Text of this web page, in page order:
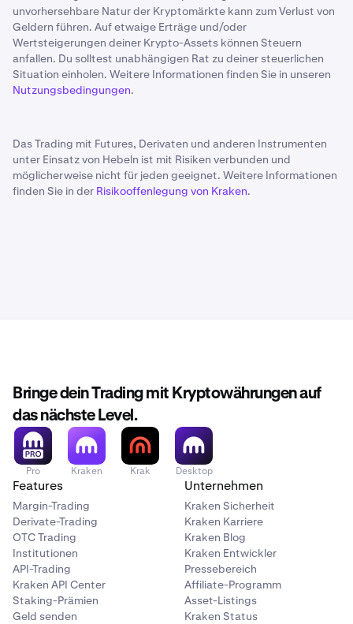
unvorhersehbare Natur der Kryptomärkte kann zum Verlust von
Geldern führen. Auf etwaige Erträge und/oder
Wertsteigerungen deiner Krypto-Assets können Steuern
anfallen. Du solltest unabhängigen Rat zu deiner steuerlichen
Situation einholen. Weitere Informationen finden Sie in unseren
Nutzungsbedingungen.
Das Trading mit Futures, Derivaten und anderen Instrumenten
unter Einsatz von Hebeln ist mit Risiken verbunden und
möglicherweise nicht für jeden geeignet. Weitere Informationen
finden Sie in der Risikooffenlegung von Kraken.
Bringe dein Trading mit Kryptowährungen auf
das nächste Level.
Pro Kraken Krak Desktop
Features
Margin-Trading
Derivate-Trading
OTC Trading
Institutionen
API-Trading
Kraken API Center
Staking-Prämien
Geld senden
Unternehmen
Kraken Sicherheit
Kraken Karriere
Kraken Blog
Kraken Entwickler
Pressebereich
Affiliate-Programm
Asset-Listings
Kraken Status